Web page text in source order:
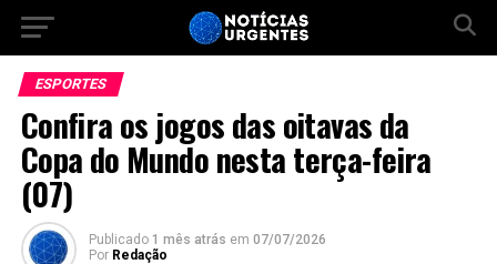
ESPORTES
Confira os jogos das oitavas da
Copa do Mundo nesta terça-feira
(07)
Publicado 1 mês atrás em 07/07/2026
Por Redação